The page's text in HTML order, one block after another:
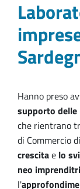
Hanno preso
supporto delle
che rientrano
di Commercio
crescitae lo
neo
l'